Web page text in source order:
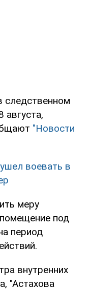
следственном
августа,
"Новости
воевать в
меру
под
период
внутренних
"Астахова